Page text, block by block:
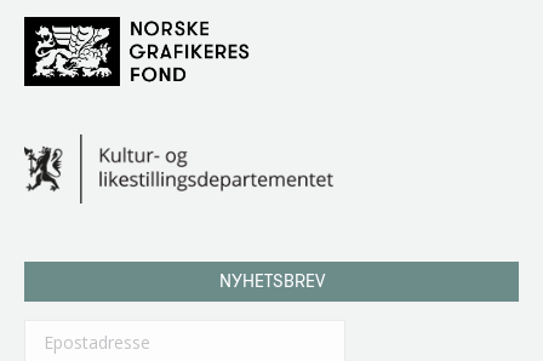
NYHETSBREV